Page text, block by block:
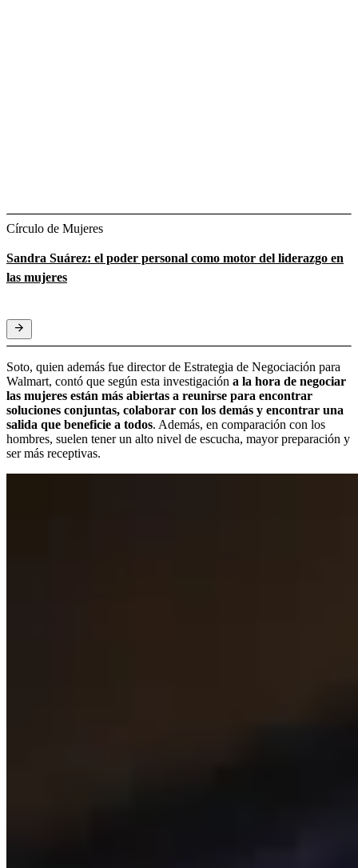
Círculo de Mujeres
Sandra Suárez: el poder personal como motor del liderazgo en
las mujeres
Soto, quien además fue director de Estrategia de Negociación para
Walmart, contó que según esta investigación a la hora de negociar
las mujeres están más abiertas a reunirse para encontrar
soluciones conjuntas, colaborar con los demás y encontrar una
salida que beneficie a todos. Además, en comparación con los
hombres, suelen tener un alto nivel de escucha, mayor preparación y
ser más receptivas.